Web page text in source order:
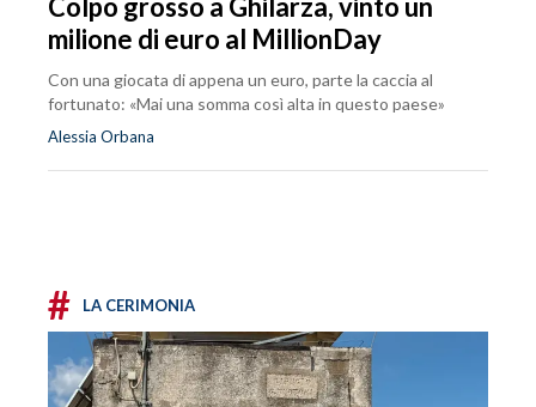
Colpo grosso a Ghilarza, vinto un
milione di euro al MillionDay
Con una giocata di appena un euro, parte la caccia al
fortunato: «Mai una somma così alta in questo paese»
Alessia Orbana
# LA CERIMONIA